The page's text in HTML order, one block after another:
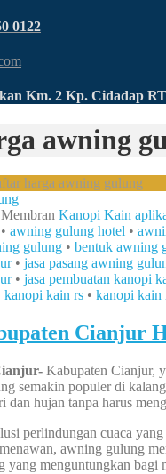
0122
Km. 2 Kp. Cidadap
awning
harga awning gulung
Membran Kanopi Kain
• awning gulung hotel •
gulung • bentuk awning
• jasa pasang awning
• jasa pembuatan kanopi
kanopi kain rs • kanopi kain
Cianjur
Kabupaten Cianjur,
semakin populer di
dan hujan tanpa harus
perlindungan cuaca
awning gulung
yang menguntungkan bagi